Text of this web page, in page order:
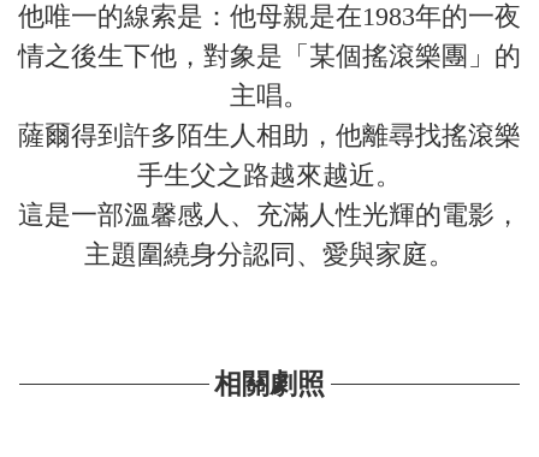
他唯一的線索是：他母親是在1983年的一夜
情之後生下他，對象是「某個搖滾樂團」的
主唱。
薩爾得到許多陌生人相助，他離尋找搖滾樂
手生父之路越來越近。
這是一部溫馨感人、充滿人性光輝的電影，
主題圍繞身分認同、愛與家庭。
相關劇照